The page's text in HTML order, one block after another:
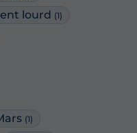
lourd (1)
(1)